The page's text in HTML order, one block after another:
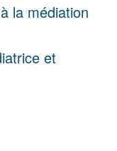
la médiation
et